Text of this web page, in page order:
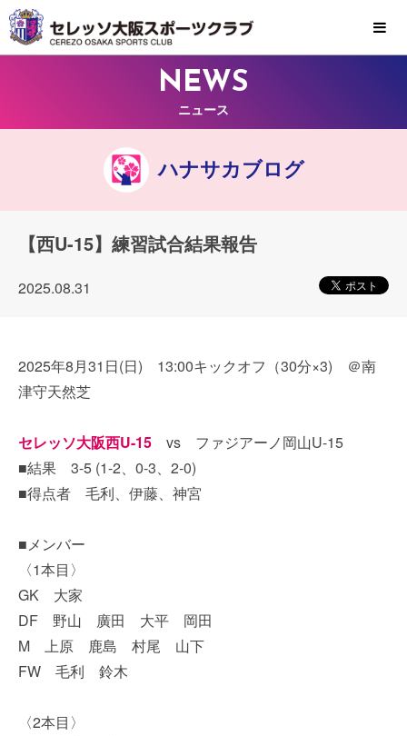
MENU
NEWS
ニュース
ハナサカブログ
【西U-15】練習試合結果報告
2025.08.31
2025年8月31日(日) 13:00キックオフ（30分×3) ＠南
津守天然芝
セレッソ大阪西U-15 vs ファジアーノ岡山U-15
■結果 3-5 (1-2、0-3、2-0)
■得点者 毛利、伊藤、神宮
■メンバー
〈1本目〉
GK 大家
DF 野山 廣田 大平 岡田
M 上原 鹿島 村尾 山下
FW 毛利 鈴木
〈2本目〉